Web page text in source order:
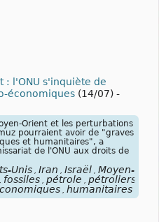
: l'ONU s'inquiète de
économiques (14/07) -
Orient et les perturbations
pourraient avoir de "graves
et humanitaires", a
de l'ONU aux droits de
Unis Iran Israël Moyen-
fossiles pétrole pétroliers
humanitaires